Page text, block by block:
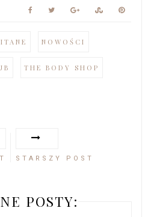
NOWOŚCI
THE BODY SHOP
STARSZY POST
POSTY: